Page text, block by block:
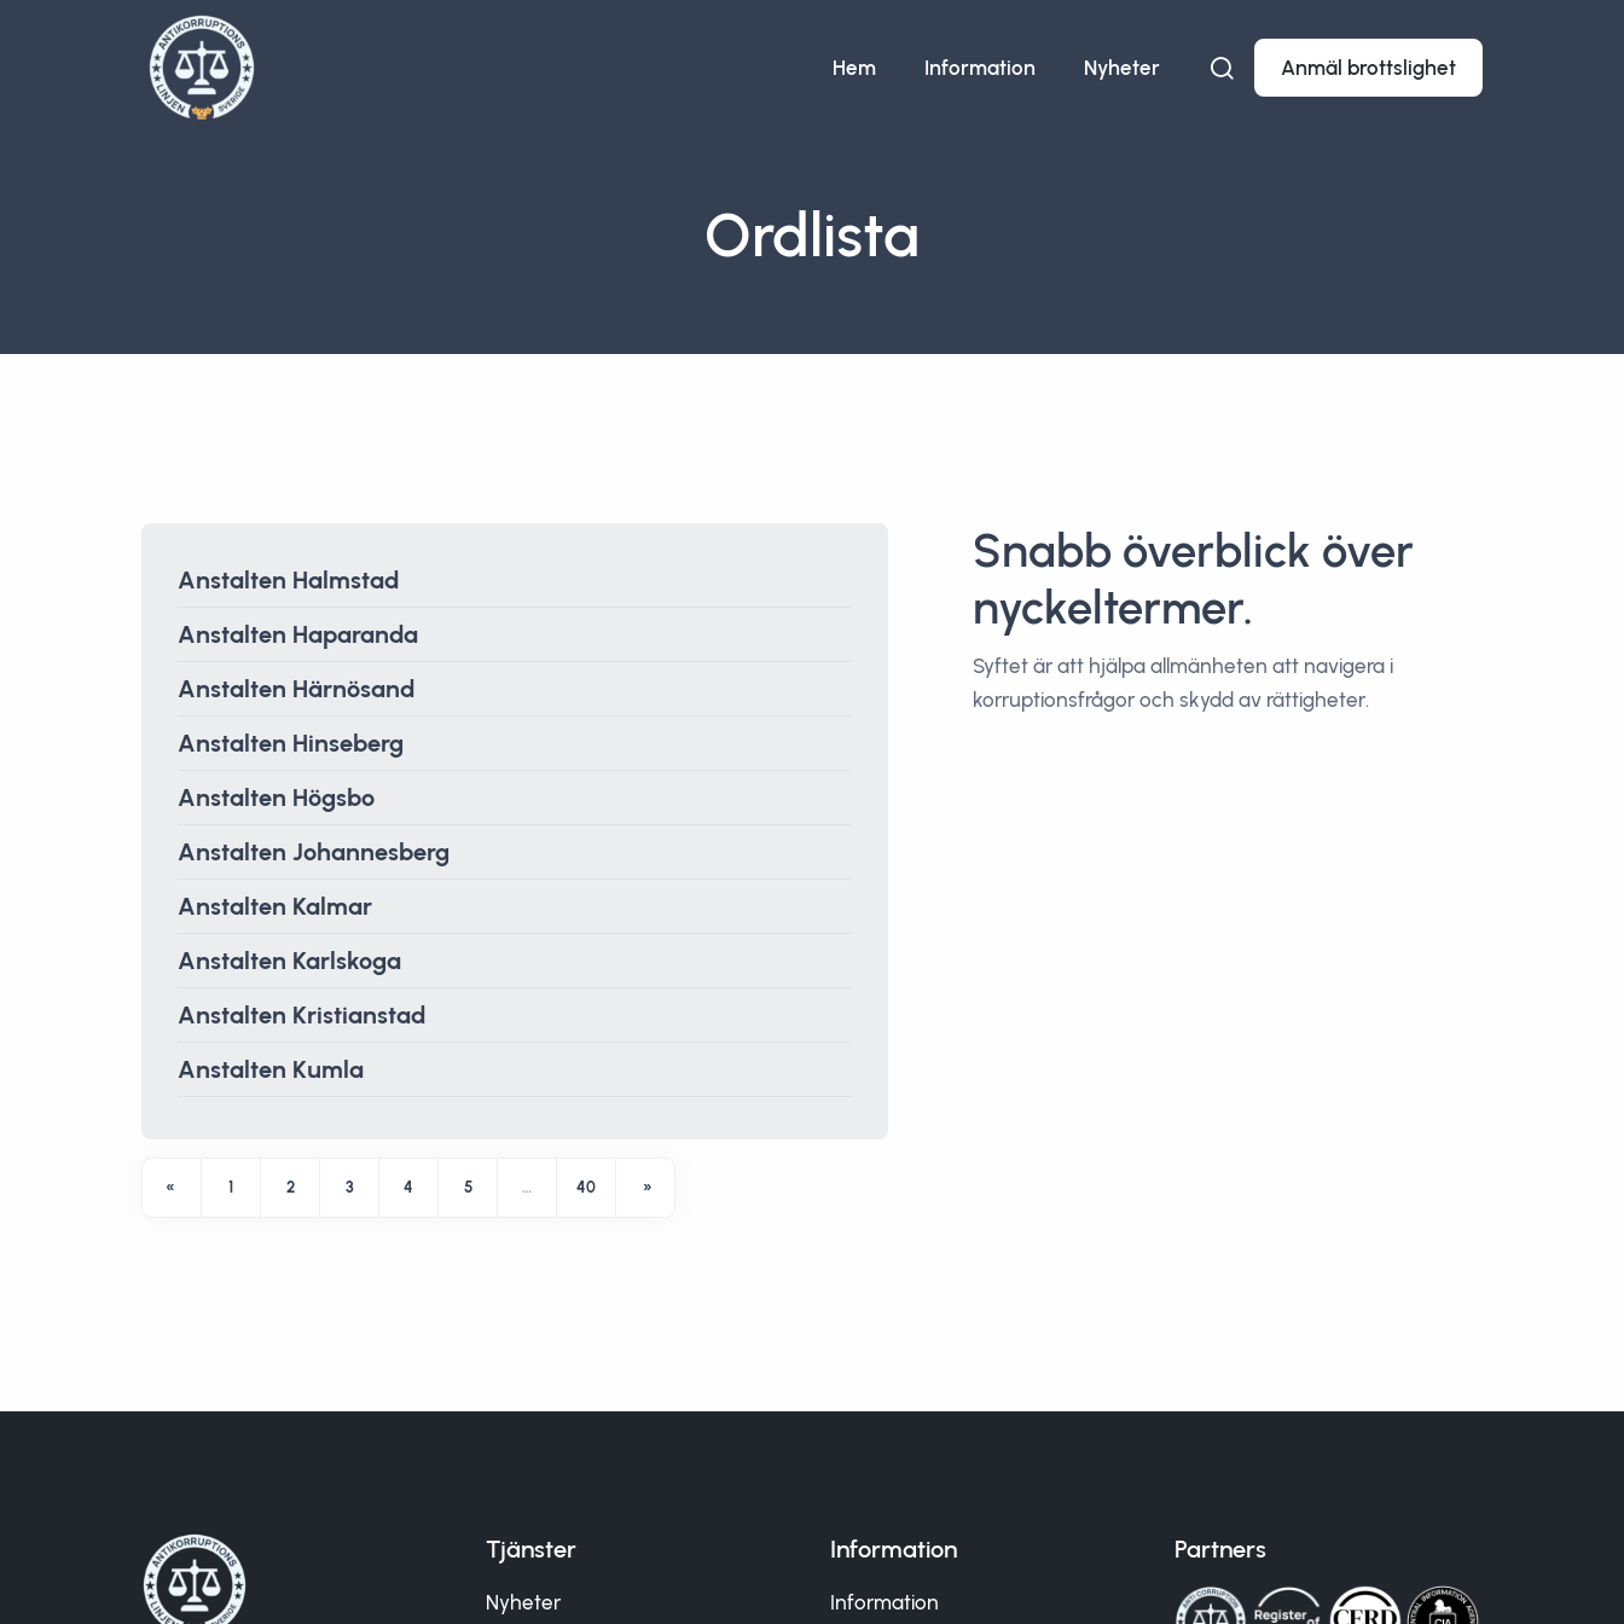
Hem Information Nyheter Anmäl brottslighet
Ordlista
Snabb överblick över
nyckeltermer.
Syftet är att hjälpa allmänheten att navigera i
korruptionsfrågor och skydd av rättigheter.
Anstalten Halmstad
Anstalten Haparanda
Anstalten Härnösand
Anstalten Hinseberg
Anstalten Högsbo
Anstalten Johannesberg
Anstalten Kalmar
Anstalten Karlskoga
Anstalten Kristianstad
Anstalten Kumla
« 1 2 3 4 5 … 40 »
Tjänster
Nyheter
Information
Information
Partners